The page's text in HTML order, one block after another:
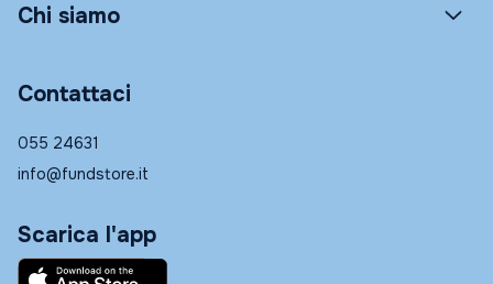
Chi siamo
Contattaci
055 24631
info@fundstore.it
Scarica l'app